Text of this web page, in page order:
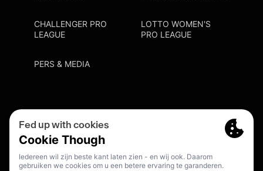
CHALLENGER PRO
LEAGUE
LOTTO WOMEN'S
PRO LEAGUE
PERS & MEDIA
Cookie Policy
Meldpunt Racisme En Discriminatie